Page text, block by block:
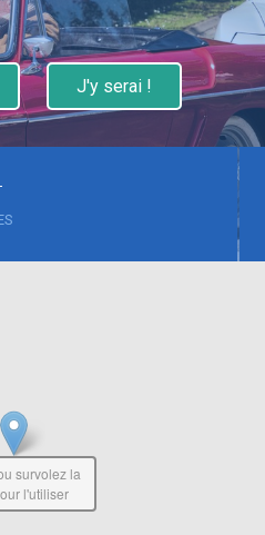
J'y serai !
survolez la
l'utiliser